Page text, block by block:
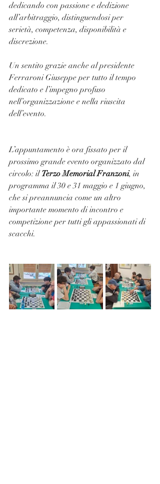
dedicando con passione e dedizione
all’arbitraggio, distinguendosi per
serietà, competenza, disponibilità e
discrezione.
Un sentito grazie anche al presidente
Ferraroni Giuseppe per tutto il tempo
dedicato e l’impegno profuso
nell’organizzazione e nella riuscita
dell’evento.
L’appuntamento è ora fissato per il
prossimo grande evento organizzato dal
circolo: il Terzo Memorial Franzoni, in
programma il 30 e 31 maggio e 1 giugno,
che si preannuncia come un altro
importante momento di incontro e
competizione per tutti gli appassionati di
scacchi.